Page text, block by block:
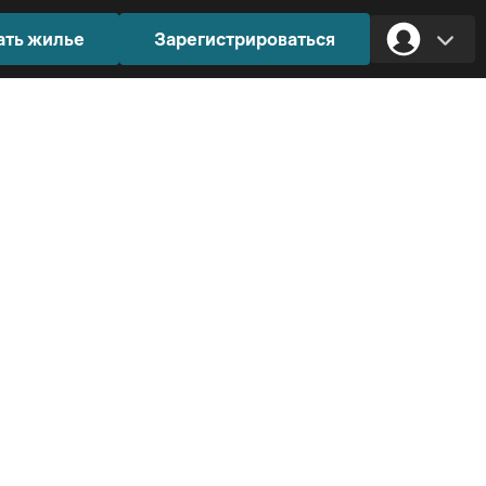
жилье Зарегистрироваться